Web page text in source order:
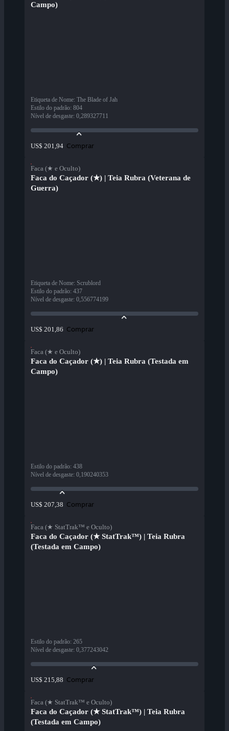
Campo)
Etiqueta de Nome: The Blade of Jah
Estilo do padrão: 804
Nível de desgaste: 0,289327711
US$ 201,94 Comprar
Faca (★ e Oculto)
Faca do Caçador (★) | Teia Rubra (Veterana de
Guerra)
Etiqueta de Nome: Scrublord
Estilo do padrão: 437
Nível de desgaste: 0,556774199
US$ 201,86 Comprar
Faca (★ e Oculto)
Faca do Caçador (★) | Teia Rubra (Testada em
Campo)
Estilo do padrão: 438
Nível de desgaste: 0,190240353
US$ 207,38 Comprar
Faca (★ StatTrak™ e Oculto)
Faca do Caçador (★ StatTrak™) | Teia Rubra
(Testada em Campo)
Estilo do padrão: 265
Nível de desgaste: 0,377243042
US$ 215,88 Comprar
Faca (★ StatTrak™ e Oculto)
Faca do Caçador (★ StatTrak™) | Teia Rubra
(Testada em Campo)